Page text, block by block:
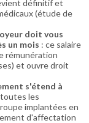
définitif et
(étude de
doit vous
un mois : ce salaire
rémunération
et ouvre droit
s'étend à
les
implantées en
d'affectation